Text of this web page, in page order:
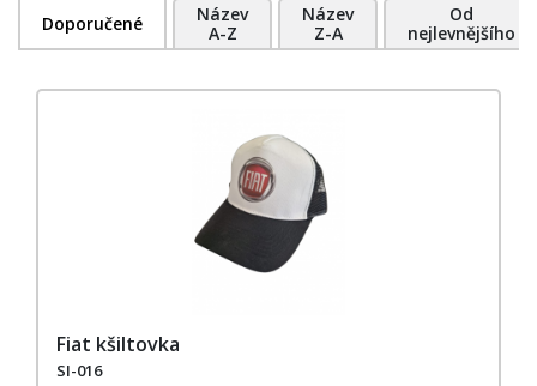
Doporučené
Název
A-Z
Název
Z-A
Od
nejlevnějšího
Fiat kšiltovka
SI-016